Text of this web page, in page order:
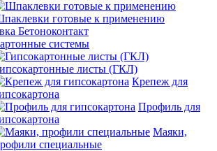
готовые к применению
Бетоноконтакт
системы
листы (ГКЛ)
Крепеж для
Профиль для
Маяки,
специальные